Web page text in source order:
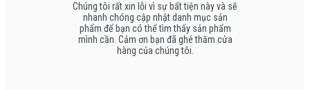
Chúng tôi rất xin lỗi vì sự bất tiện này và sẽ
nhanh chóng cập nhật danh mục sản
phẩm để bạn có thể tìm thấy sản phẩm
mình cần. Cảm ơn bạn đã ghé thăm cửa
hàng của chúng tôi.